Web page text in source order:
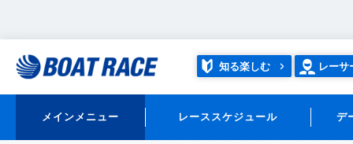
知る楽しむ レーサ
メインメニュー レーススケジュール デ